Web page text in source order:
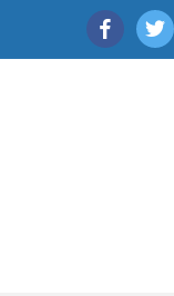
facebooktwitter